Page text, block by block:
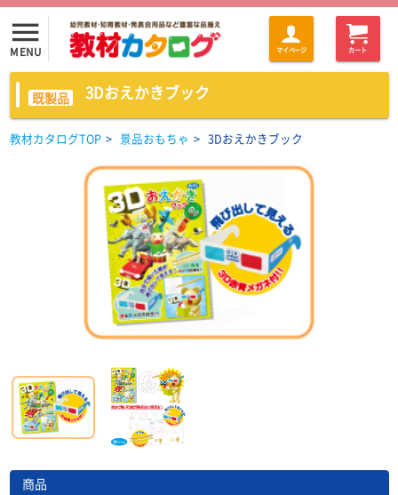
menu
MENU マイページ カート
既製品 3Dおえかきブック
教材カタログTOP > 景品おもちゃ > 3Dおえかきブック
商品